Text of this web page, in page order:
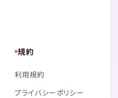
規約
利用規約
プライバシーポリシー